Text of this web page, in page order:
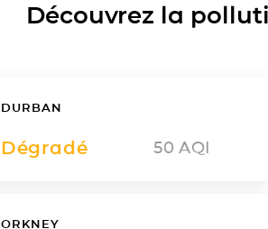
Découvrez la
DURBAN
Dégradé 50 AQI
ORKNEY